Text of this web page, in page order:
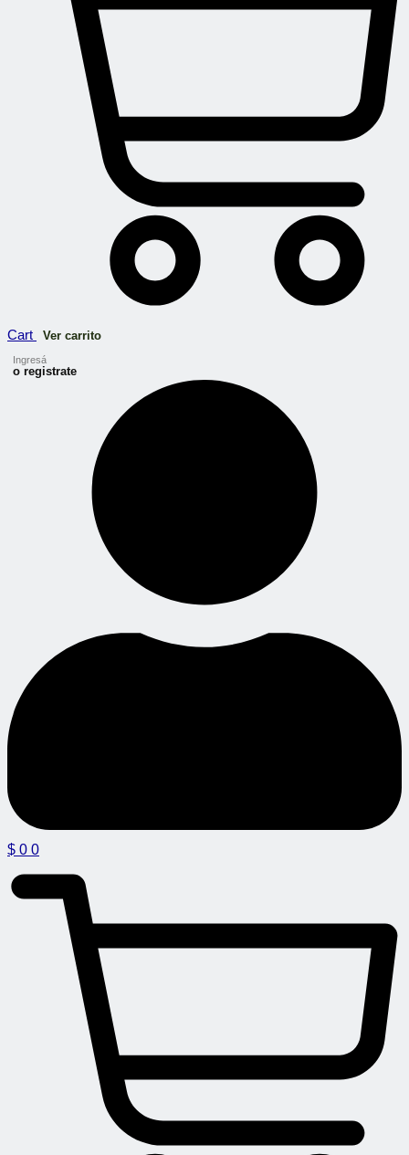
Cart Ver carrito
Ingresá
o registrate
$ 0 0